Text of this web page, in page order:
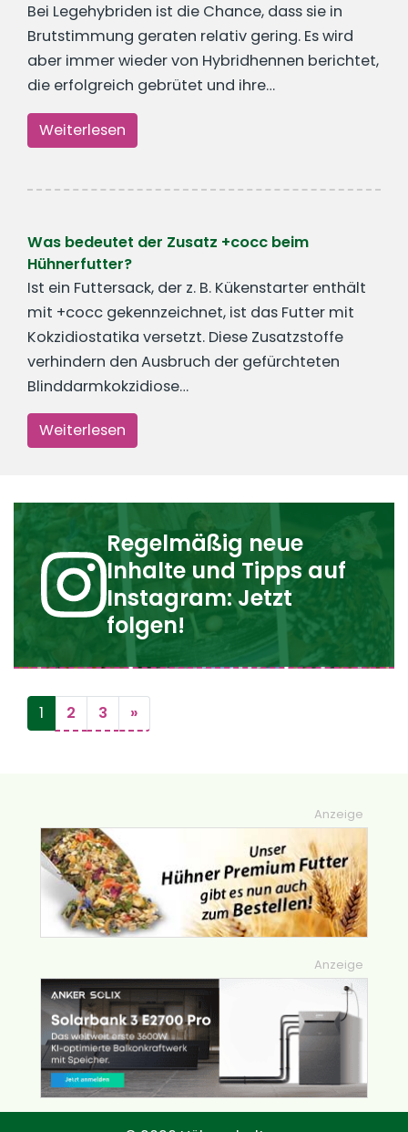
Bei Legehybriden ist die Chance, dass sie in
Brutstimmung geraten relativ gering. Es wird
aber immer wieder von Hybridhennen berichtet,
die erfolgreich gebrütet und ihre…
Weiterlesen
Was bedeutet der Zusatz +cocc beim
Hühnerfutter?
Ist ein Futtersack, der z. B. Kükenstarter enthält
mit +cocc gekennzeichnet, ist das Futter mit
Kokzidiostatika versetzt. Diese Zusatzstoffe
verhindern den Ausbruch der gefürchteten
Blinddarmkokzidiose…
Weiterlesen
Regelmäßig neue
Inhalte und Tipps auf
Instagram: Jetzt
folgen!
Beitragsnavigation
1 2 3 »
Anzeige
Anzeige